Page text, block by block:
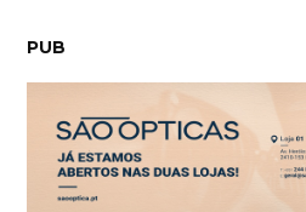
PUB
Simplicidades tamanhas